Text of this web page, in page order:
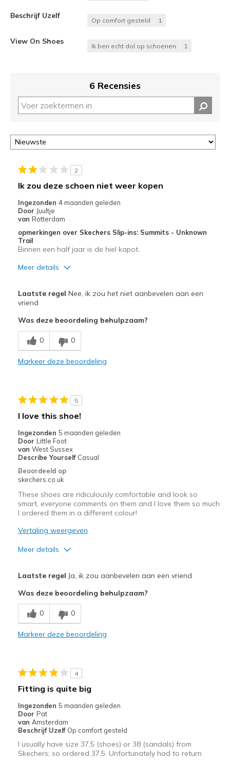
Beschrijf Uzelf
Op comfort gesteld 1
View On Shoes
Ik ben echt dol op schoenen 1
6 Recensies
2
Ik zou deze schoen niet weer kopen
Ingezonden 4 maanden geleden
Door Juultje
van Rotterdam
opmerkingen over Skechers Slip-ins: Summits - Unknown
Trail
Binnen een half jaar is de hiel kapot.
Meer details
Verslijt snel
Laatste regel Nee, ik zou het niet aanbevelen aan een
vriend
Was deze beoordeling behulpzaam?
0 0
Markeer deze beoordeling
5
I love this shoe!
Ingezonden 5 maanden geleden
Door Little Foot
van West Sussex
Describe Yourself Casual
Beoordeeld op
skechers.co.uk
These shoes are ridiculously comfortable and look so
smart, everyone comments on them and I love them so much
I ordered them in a different colour!
Vertaling weergeven
Meer details
Breathe Well
Comfortable
Beste toepassingen
Going Out
Laatste regel Ja, ik zou aanbevelen aan een vriend
Was deze beoordeling behulpzaam?
0 0
Markeer deze beoordeling
4
Fitting is quite big
Ingezonden 5 maanden geleden
Door Pat
van Amsterdam
Beschrijf Uzelf Op comfort gesteld
I usually have size 37,5 (shoes) or 38 (sandals) from
Skechers; so ordered 37,5. Unfortunately had to return